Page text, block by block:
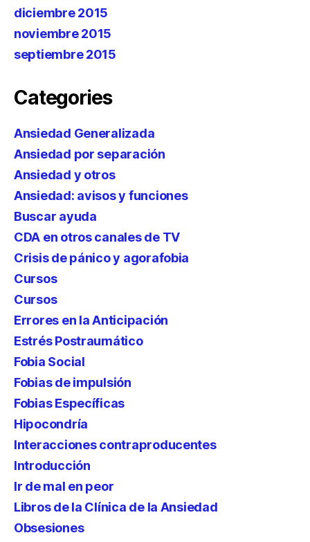
diciembre 2015
noviembre 2015
septiembre 2015
Categories
Ansiedad Generalizada
Ansiedad por separación
Ansiedad y otros
Ansiedad: avisos y funciones
Buscar ayuda
CDA en otros canales de TV
Crisis de pánico y agorafobia
Cursos
Cursos
Errores en la Anticipación
Estrés Postraumático
Fobia Social
Fobias de impulsión
Fobias Específicas
Hipocondría
Interacciones contraproducentes
Introducción
Ir de mal en peor
Libros de la Clínica de la Ansiedad
Obsesiones